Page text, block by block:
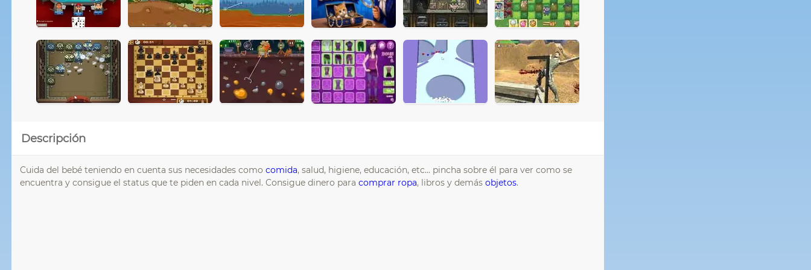
Descripción
Cuida del bebé teniendo en cuenta sus necesidades como comida, salud, higiene, educación, etc... pincha sobre él para ver como se
encuentra y consigue el status que te piden en cada nivel. Consigue dinero para comprar ropa, libros y demás objetos.